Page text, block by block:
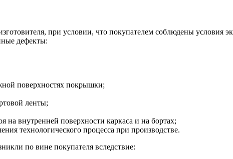
при условии, что покупателем соблюдены условия
дефекты:
поверхностях покрышки;
ленты;
на внутренней поверхности каркаса и на бортах;
технологического процесса при производстве.
по вине покупателя вследствие: